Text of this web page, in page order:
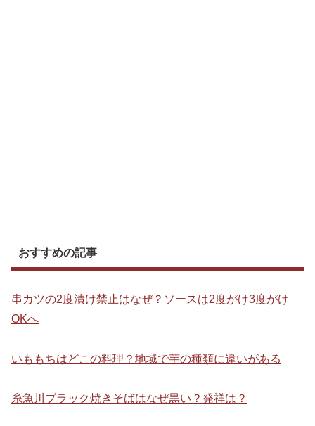
おすすめの記事
串カツの2度漬け禁止はなぜ？ソースは2度がけ3度がけ
OKへ
いももちはどこの料理？地域で芋の種類に違いがある
糸魚川ブラック焼きそばはなぜ黒い？発祥は？